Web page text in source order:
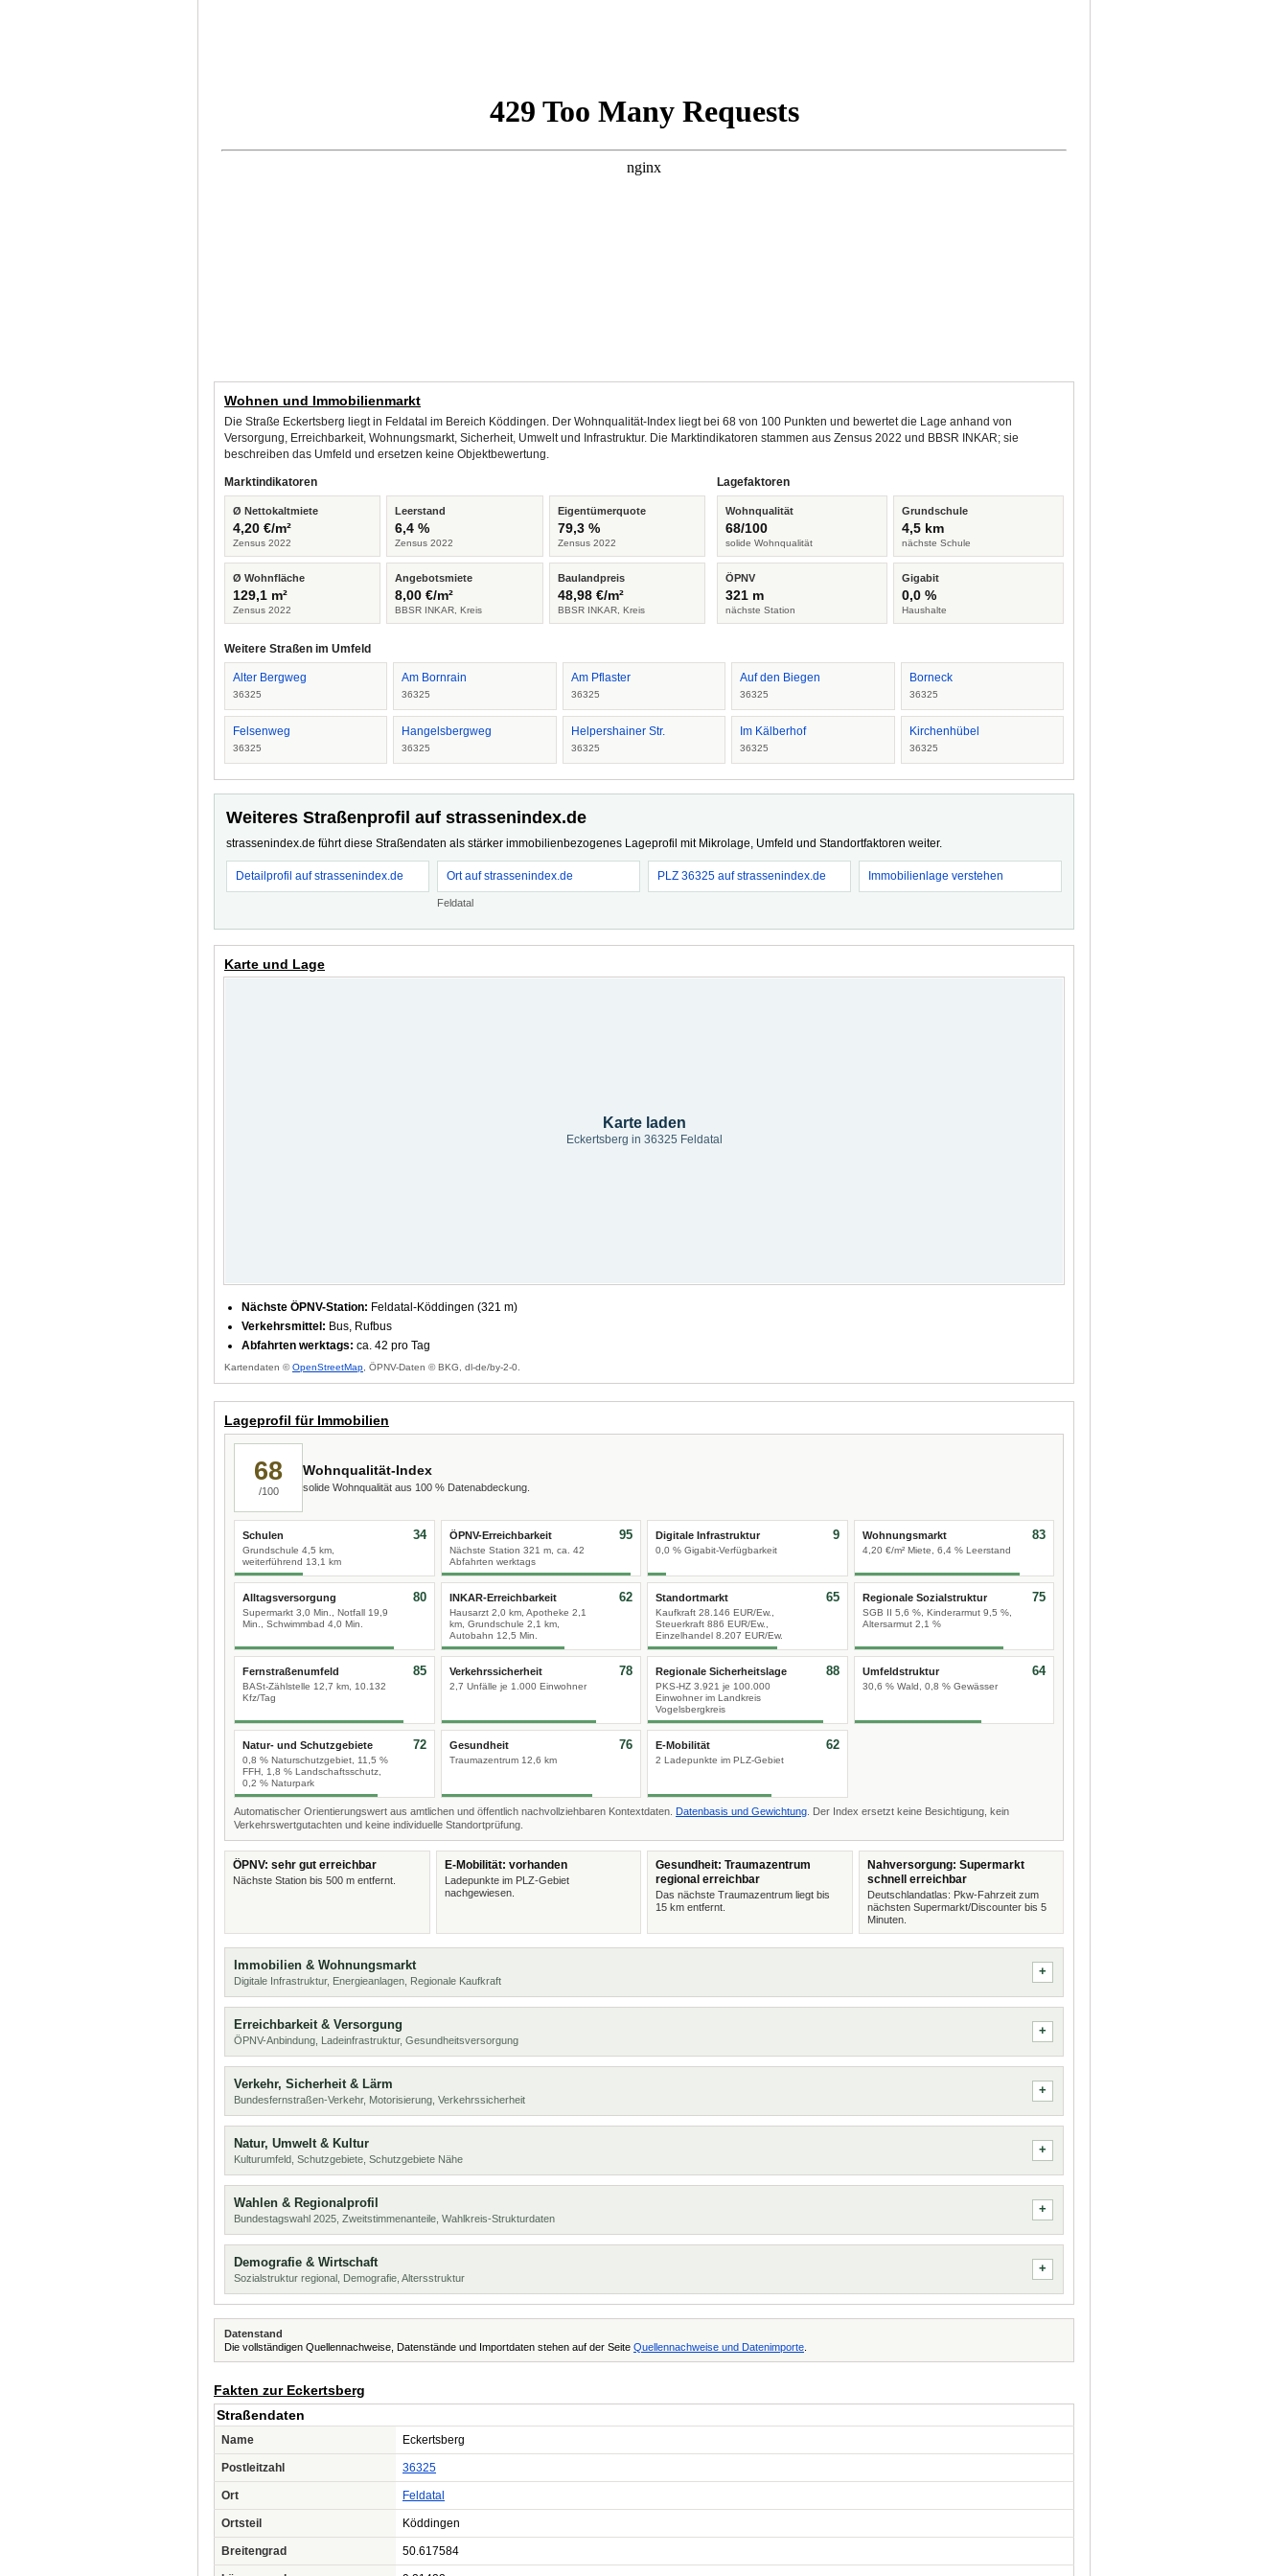
Wohnen und Immobilienmarkt
Die Straße Eckertsberg liegt in Feldatal im Bereich Köddingen. Der Wohnqualität-Index liegt bei 68 von 100 Punkten und bewertet die Lage anhand von
Versorgung, Erreichbarkeit, Wohnungsmarkt, Sicherheit, Umwelt und Infrastruktur. Die Marktindikatoren stammen aus Zensus 2022 und BBSR INKAR; sie
beschreiben das Umfeld und ersetzen keine Objektbewertung.
Marktindikatoren
Ø Nettokaltmiete
4,20 €/m²
Zensus 2022
Leerstand
6,4 %
Zensus 2022
Eigentümerquote
79,3 %
Zensus 2022
Ø Wohnfläche
129,1 m²
Zensus 2022
Angebotsmiete
8,00 €/m²
BBSR INKAR, Kreis
Baulandpreis
48,98 €/m²
BBSR INKAR, Kreis
Lagefaktoren
Wohnqualität
68/100
solide Wohnqualität
Grundschule
4,5 km
nächste Schule
ÖPNV
321 m
nächste Station
Gigabit
0,0 %
Haushalte
Weitere Straßen im Umfeld
Alter Bergweg
36325
Am Bornrain
36325
Am Pflaster
36325
Auf den Biegen
36325
Borneck
36325
Felsenweg
36325
Hangelsbergweg
36325
Helpershainer Str.
36325
Im Kälberhof
36325
Kirchenhübel
36325
Weiteres Straßenprofil auf strassenindex.de
strassenindex.de führt diese Straßendaten als stärker immobilienbezogenes Lageprofil mit Mikrolage, Umfeld und Standortfaktoren weiter.
Detailprofil auf strassenindex.de Ort auf strassenindex.de
Feldatal
PLZ 36325 auf strassenindex.de Immobilienlage verstehen
Karte und Lage
Karte laden
Eckertsberg in 36325 Feldatal
Nächste ÖPNV-Station: Feldatal-Köddingen (321 m)
Verkehrsmittel: Bus, Rufbus
Abfahrten werktags: ca. 42 pro Tag
Kartendaten ©OpenStreetMap , ÖPNV-Daten © BKG, dl-de/by-2-0.
Lageprofil für Immobilien
68
/100
Wohnqualität-Index
solide Wohnqualität aus 100 % Datenabdeckung.
Schulen
Grundschule 4,5 km,
weiterführend 13,1 km
34 ÖPNV-Erreichbarkeit
Nächste Station 321 m, ca. 42
Abfahrten werktags
95 Digitale Infrastruktur
0,0 % Gigabit-Verfügbarkeit
9 Wohnungsmarkt
4,20 €/m² Miete, 6,4 % Leerstand
83
Alltagsversorgung
Supermarkt 3,0 Min., Notfall 19,9
Min., Schwimmbad 4,0 Min.
80 INKAR-Erreichbarkeit
Hausarzt 2,0 km, Apotheke 2,1
km, Grundschule 2,1 km,
Autobahn 12,5 Min.
62 Standortmarkt
Kaufkraft 28.146 EUR/Ew.,
Steuerkraft 886 EUR/Ew.,
Einzelhandel 8.207 EUR/Ew.
65 Regionale Sozialstruktur
SGB II 5,6 %, Kinderarmut 9,5 %,
Altersarmut 2,1 %
75
Fernstraßenumfeld
BASt-Zählstelle 12,7 km, 10.132
Kfz/Tag
85 Verkehrssicherheit
2,7 Unfälle je 1.000 Einwohner
78 Regionale Sicherheitslage
PKS-HZ 3.921 je 100.000
Einwohner im Landkreis
Vogelsbergkreis
88 Umfeldstruktur
30,6 % Wald, 0,8 % Gewässer
64
Natur- und Schutzgebiete
0,8 % Naturschutzgebiet, 11,5 %
FFH, 1,8 % Landschaftsschutz,
0,2 % Naturpark
72 Gesundheit
Traumazentrum 12,6 km
76 E-Mobilität
2 Ladepunkte im PLZ-Gebiet
62
Automatischer Orientierungswert aus amtlichen und öffentlich nachvollziehbaren Kontextdaten. Datenbasis und Gewichtung . Der Index ersetzt keine Besichtigung, kein
Verkehrswertgutachten und keine individuelle Standortprüfung.
ÖPNV: sehr gut erreichbar
Nächste Station bis 500 m entfernt.
E-Mobilität: vorhanden
Ladepunkte im PLZ-Gebiet
nachgewiesen.
Gesundheit: Traumazentrum
regional erreichbar
Das nächste Traumazentrum liegt bis
15 km entfernt.
Nahversorgung: Supermarkt
schnell erreichbar
Deutschlandatlas: Pkw-Fahrzeit zum
nächsten Supermarkt/Discounter bis 5
Minuten.
Immobilien & Wohnungsmarkt
Digitale Infrastruktur, Energieanlagen, Regionale Kaufkraft
Erreichbarkeit & Versorgung
ÖPNV-Anbindung, Ladeinfrastruktur, Gesundheitsversorgung
Verkehr, Sicherheit & Lärm
Bundesfernstraßen-Verkehr, Motorisierung, Verkehrssicherheit
Natur, Umwelt & Kultur
Kulturumfeld, Schutzgebiete, Schutzgebiete Nähe
Wahlen & Regionalprofil
Bundestagswahl 2025, Zweitstimmenanteile, Wahlkreis-Strukturdaten
Demografie & Wirtschaft
Sozialstruktur regional, Demografie, Altersstruktur
Datenstand
Die vollständigen Quellennachweise, Datenstände und Importdaten stehen auf der Seite Quellennachweise und Datenimporte
Fakten zur Eckertsberg
Straßendaten
Name Eckertsberg
Postleitzahl 36325
Ort Feldatal
Ortsteil Köddingen
Breitengrad 50.617584